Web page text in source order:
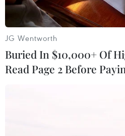
JG Wentworth
Buried In $10,000+ Of
Read Page 2 Before